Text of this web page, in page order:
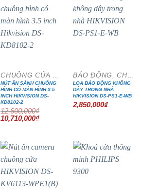
NÚT ẤN SẢNH CHUÔNG
HÌNH CÓ MÀN HÌNH 3.5
INCH HIKVISION DS-
KD8102-2
12,600,000₫
Giá
gốc
10,710,000₫Giá
10,710,000₫.
LOA BÁO ĐỘNG KHÔNG
DÂY TRONG NHÀ
HIKVISION DS-PS1-E-WB
2,850,000₫